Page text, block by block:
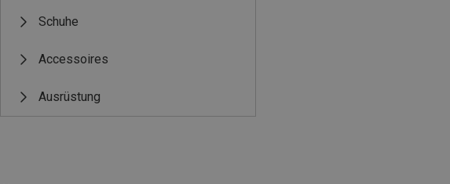
Schuhe
Accessoires
Ausrüstung